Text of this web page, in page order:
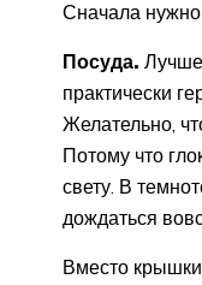
Сначала нужно
Посуда. Лучше
практически
Желательно,
Потому что
свету. В
дождаться
Вместо